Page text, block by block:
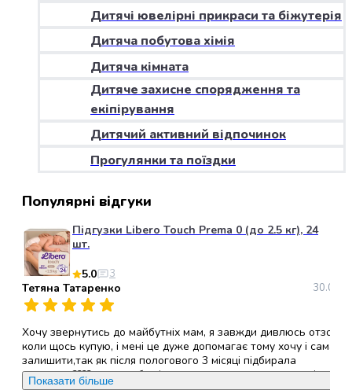
меди
Подарункові
набори
алкоголю
Продукти
Бакалія
Олія
Сухі
сніданки
приготування
Спеції
та
приправи
Цукор
Все
для
Дитячі ювелірні прикраси та біжутерія
Дитяча побутова хімія
Дитяча кімната
Дитяче захисне спорядження та
екіпірування
Дитячий активний відпочинок
Прогулянки та поїздки
Популярні відгуки
Підгузки Libero Touch Prema 0 (до 2.5 кг), 24
шт.
5.0
3
Тетяна Татаренко
Хочу звернутись до майбутніх мам, я завжди дивлюсь отзови
коли щось купую, і мені це дуже допомагає тому хочу і сама
залишити,так як після пологового 3 місяці підбирала
памперси????, хочу щоб всі ви звернули увагу саме на ці
Показати більше